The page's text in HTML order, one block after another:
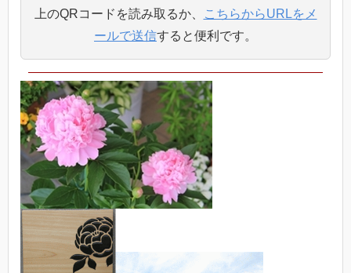
上のQRコードを読み取るか、
こちらからURLをメ
ールで送信すると便利です。